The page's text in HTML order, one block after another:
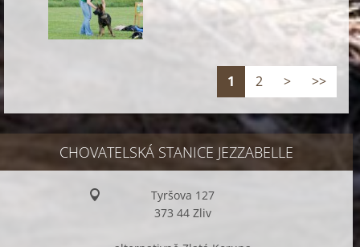
1 2 > >>
CHOVATELSKÁ STANICE JEZZABELLE
Tyršova 127
373 44 Zliv